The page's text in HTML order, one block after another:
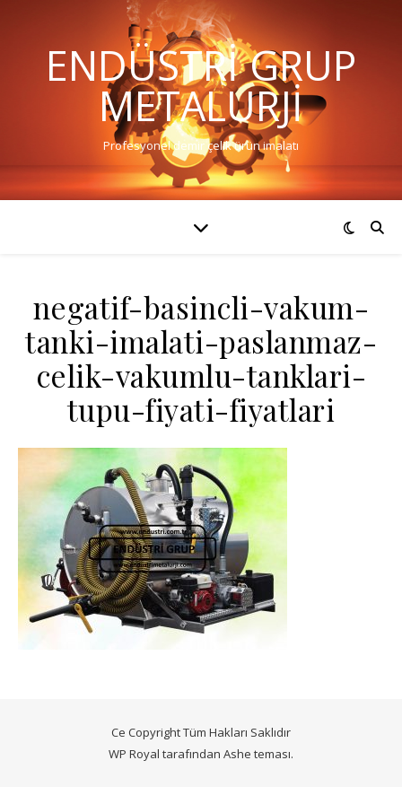
ENDÜSTRI GRUP
METALURJI
Profesyonel demir çelik ürün imalatı
negatif-basincli-vakum-
tanki-imalati-paslanmaz-
celik-vakumlu-tanklari-
tupu-fiyati-fiyatlari
Ce Copyright Tüm Hakları Saklıdır
WP Royal tarafından Ashe teması.